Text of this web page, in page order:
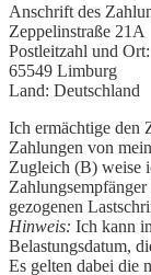
Anschrift des
Zeppelinstraße 21A
Postleitzahl und Ort:
65549 Limburg
Land: Deutschland
Ich ermächtige den
Zahlungen von
Zugleich (B) weise
gezogenen
Hinweis: Ich kann
Belastungsdatum,
Es gelten dabei die